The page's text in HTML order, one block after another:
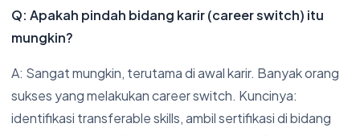
Q: Apakah pindah bidang karir (career switch) itu
mungkin?
A: Sangat mungkin, terutama di awal karir. Banyak orang
sukses yang melakukan career switch. Kuncinya:
identifikasi transferable skills, ambil sertifikasi di bidang